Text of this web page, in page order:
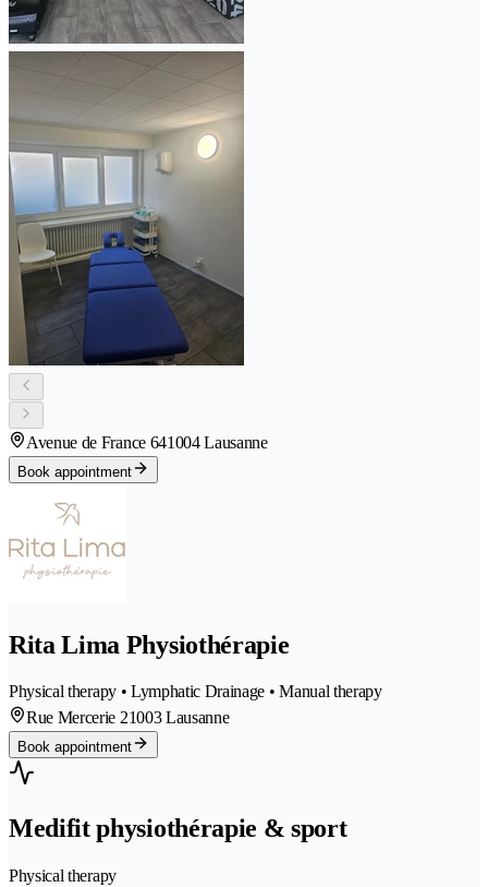
Avenue de France 641004 Lausanne
Book appointment
Rita Lima Physiothérapie
Physical therapy • Lymphatic Drainage • Manual therapy
Rue Mercerie 21003 Lausanne
Book appointment
Medifit physiothérapie & sport
Physical therapy